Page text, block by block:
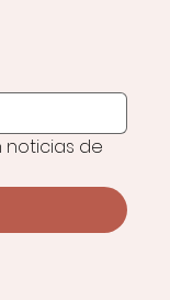
noticias de